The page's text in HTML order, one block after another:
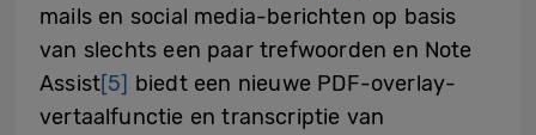
mails en social media-berichten op basis
van slechts een paar trefwoorden en Note
Assist[5] biedt een nieuwe PDF-overlay-
vertaalfunctie en transcriptie van